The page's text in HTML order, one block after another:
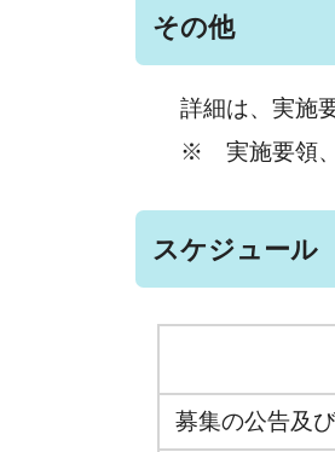
その他
詳細は、実施
※ 実施要領、
スケジュール
募集の公告及